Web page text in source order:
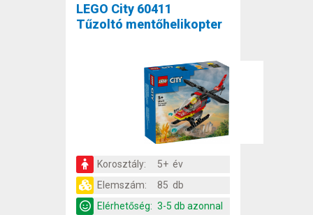
LEGO City 60411
Tűzoltó mentőhelikopter
Korosztály:
5+ év
Elemszám:
85 db
Elérhetőség: 3-5 db azonnal